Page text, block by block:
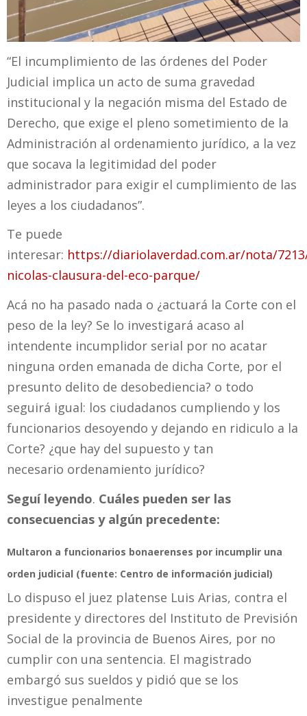
“El incumplimiento de las órdenes del Poder
Judicial implica un acto de suma gravedad
institucional y la negación misma del Estado de
Derecho, que exige el pleno sometimiento de la
Administración al ordenamiento jurídico, a la vez
que socava la legitimidad del poder
administrador para exigir el cumplimiento de las
leyes a los ciudadanos”.
Te puede
interesar: https://diariolaverdad.com.ar/nota/
nicolas-clausura-del-eco-parque/
Acá no ha pasado nada o ¿actuará la Corte con el
peso de la ley? Se lo investigará acaso al
intendente incumplidor serial por no acatar
ninguna orden emanada de dicha Corte, por el
presunto delito de desobediencia? o todo
seguirá igual: los ciudadanos cumpliendo y los
funcionarios desoyendo y dejando en ridiculo a la
Corte? ¿que hay del supuesto y tan
necesario ordenamiento jurídico?
Seguí leyendo. Cuáles pueden ser las
consecuencias y algún precedente:
Multaron a funcionarios bonaerenses por incumplir una
orden judicial (fuente: Centro de información judicial)
Lo dispuso el juez platense Luis Arias, contra el
presidente y directores del Instituto de Previsión
Social de la provincia de Buenos Aires, por no
cumplir con una sentencia. El magistrado
embargó sus sueldos y pidió que se los
investigue penalmente